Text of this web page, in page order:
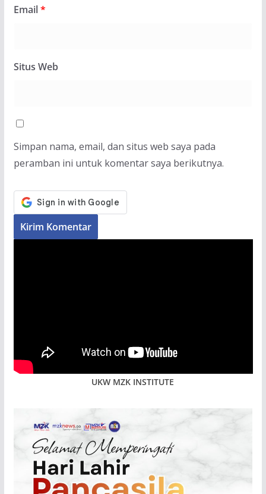
Email*
Situs Web
Simpan nama, email, dan situs web saya pada
peramban ini untuk komentar saya berikutnya.
UKW MZK INSTITUTE